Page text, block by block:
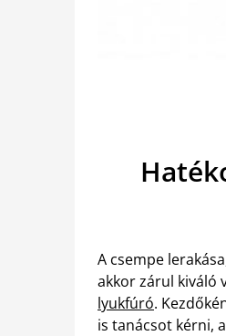
A csempe
akkor zárul kiváló
lyukfúró.
is tanácsot kérni,